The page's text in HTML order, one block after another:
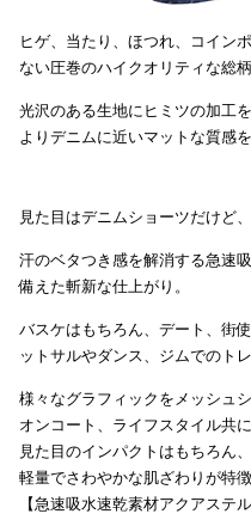
ヒゲ、当たり、ほつれ、コイン
ない圧巻のハイクオリティな総
光沢のある生地にヒミツの加工
よりデニムに近いマットな質感
見た目はデニムショーツだけど
汗のベタつき感を解消する急速
備えた斬新な仕上がり。
バスケはもちろん、デート、街
ットサルやダンス、ジムでのト
様々なグラフィックをメッシュ
オンコート、ライフスタイル共
見た目のインパクトはもちろん
軽量でさわやかな肌ざわりが特
【急速吸水速乾素材アクアステ